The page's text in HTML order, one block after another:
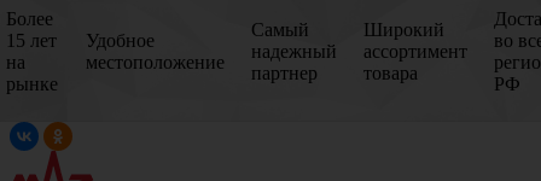
Более
15 лет
на
рынке
Удобное
местоположение
Самый
надежный
партнер
Широкий
ассортимент
товара
во
РФ